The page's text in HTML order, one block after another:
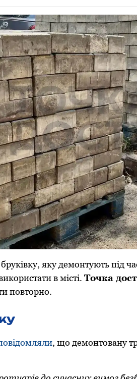
яку демонтують під
в місті. Точка
повторно.
, що демонтовану